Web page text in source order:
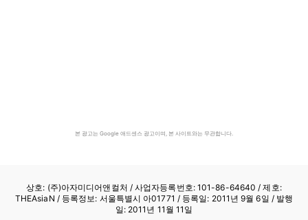
본 광고는 Google 애드센스 광고이며, 본 사이트와는 무관합니다.
상호: (주)아자미디어앤컬처 /사업자등록번호: 101-86-64640 / 제호:
THEAsiaN / 등록정보: 서울특별시 아01771 / 등록일: 2011년 9월 6일 / 발행
일: 2011년 11월 11일